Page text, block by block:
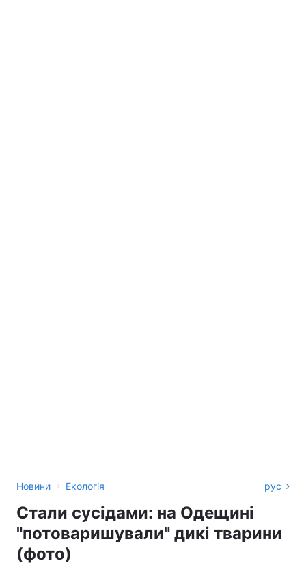
Новини › Екологія рус
Стали сусідами: на Одещині
"потоваришували" дикі тварини
(фото)